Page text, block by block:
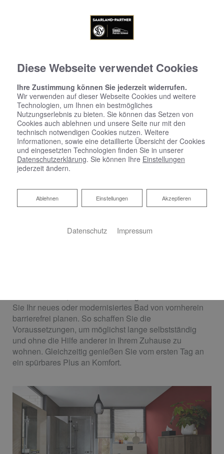
Sanitär Patrick Schwed
Sie Ihr neues oder modernisiertes Bad von vornherein
barrierefrei planen. So schaffen Sie die
Voraussetzungen, um möglichst lange selbstständig
und ohne die Hilfe anderer in Ihrem Zuhause zu
wohnen. Gleichzeitig genießen Sie vom ersten Tag an
ein spürbares Plus an Komfort.
Diese Webseite verwendet Cookies
Ihre Zustimmung können Sie jederzeit widerrufen.
Wir verwenden auf dieser Webseite Cookies und weitere
Technologien, um Ihnen ein bestmögliches
Nutzungserlebnis zu bieten. Sie können das Setzen von
Cookies auch ablehnen und unsere Seite nur mit den
technisch notwendigen Cookies nutzen. Weitere
Informationen, sowie eine detaillierte Übersicht der Cookies
und eingesetzten Technologien finden Sie in unserer
Datenschutzerklärung. Sie können Ihre Einstellungen
jederzeit ändern.
Akzeptieren
Einstellungen
Ablehnen
Ablehnen
Datenschutz Impressum